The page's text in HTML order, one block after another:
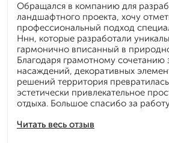
Читать весь отзыв
Обращался в компанию для
ландшафтного проекта, хочу
профессиональный подход
Ннн, которые разработали
гармонично вписанный в
Благодаря грамотному сочетанию
насаждений, декоративных
решений территория
эстетически привлекательное
отдыха. Большое спасибо за